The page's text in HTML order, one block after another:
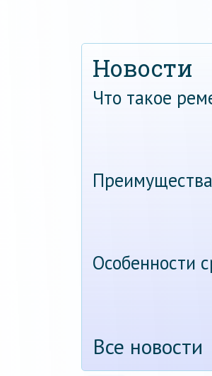
Новости
Что такое
Особенности
Все новости